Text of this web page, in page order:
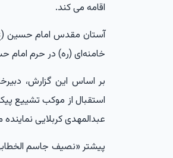
اقامه می کند.
آستان مقدس امام حسین (ع)
خامنه‌ای (ره) در حرم
بر اساس این گزارش،
استقبال از موکب تشییع
عبدالمهدی کربلایی
پیشتر «نصیف جاسم